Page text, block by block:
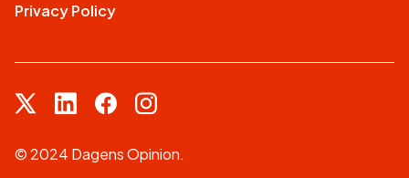
Privacy Policy
© 2024 Dagens Opinion.